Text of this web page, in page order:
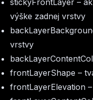
výške zadnej vrstvy
vrstvy
frontLayerShape –
frontLayerElevation